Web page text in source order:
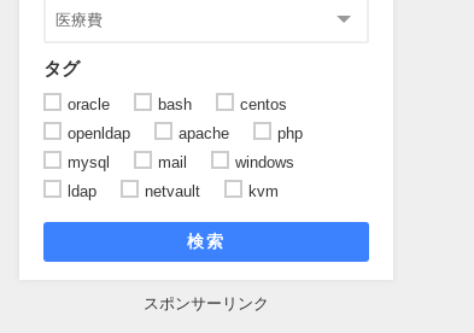
タグ
oracle bash
centos
openldap
apache
php
mysql
mail
windows
ldap
netvault kvm
検索
スポンサーリンク